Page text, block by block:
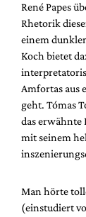
René Papes
Rhetorik
einem
Koch bietet
Amfortas aus
geht. Tómas
das erwähnte
mit seinem
Man hörte
(einstudiert